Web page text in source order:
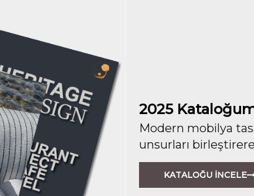
2025
Modern mobilya
unsurları
KATALOĞU İNCELE